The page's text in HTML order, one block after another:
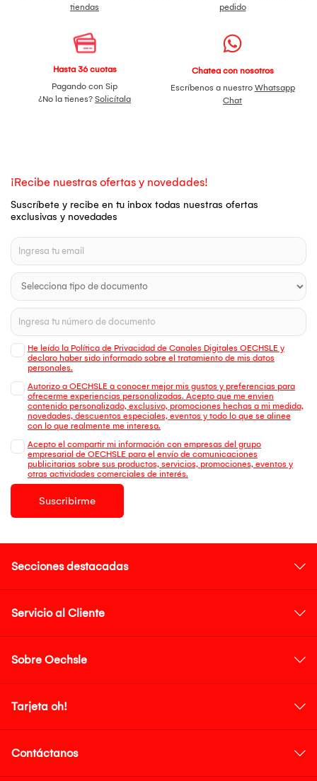
tiendas
pedido
Hasta 36 cuotas
Pagando con Sip
¿No la tienes? Solicítala
Chatea con nosotros
Escríbenos a nuestro Whatsapp
Chat
¡Recibe nuestras ofertas y novedades!
Suscríbete y recibe en tu inbox todas nuestras ofertas
exclusivas y novedades
He leído la Política de Privacidad de Canales Digitales OECHSLE y
declaro haber sido informado sobre el tratamiento de mis datos
personales.
Autorizo a OECHSLE a conocer mejor mis gustos y preferencias para
ofrecerme experiencias personalizadas. Acepto que me envien
contenido personalizado, exclusivo, promociones hechas a mi medida,
novedades, descuentos especiales, eventos y todo lo que se alinee
con lo que realmente me interesa.
Acepto el compartir mi información con empresas del grupo
empresarial de OECHSLE para el envío de comunicaciones
publicitarias sobre sus productos, servicios, promociones, eventos y
otras actividades comerciales de interés.
Suscribirme
Secciones destacadas
Servicio al Cliente
Sobre Oechsle
Tarjeta oh!
Contáctanos